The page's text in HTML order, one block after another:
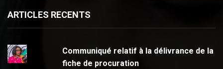
ARTICLES RECENTS
Communiqué relatif à la délivrance de la
fiche de procuration